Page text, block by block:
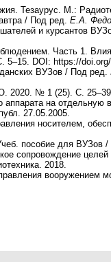
Тезаурус. М.:
/ Под ред. Е.А.
и курсантов
Часть 1.
DOI: https://doi.org/
ВУЗов / Под ред.
2020. № 1 (25). С. 25–39.
на отдельную
27.05.2005.
носителем,
пособие для ВУЗов /
сопровождение
2018.
вооружением